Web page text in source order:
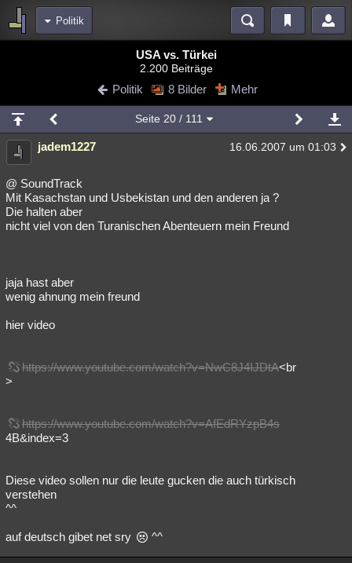
Politik
Blogs Videos
Chat Wiki Neuigkeiten
meine Rubriken
Menschen Wissenschaft Mystery Kriminalfälle
Spiritualität
Natur Umfragen
Astronomie Helpdesk
Musik
Besucht Teilgenommen Alle Neue Geschlossen
USA vs. Türkei
2.200 Beiträge
Politik 8 Bilder Mehr
Seite 20/ 111
jadem1227 16.06.2007 um 01:03
@ SoundTrack
Mit Kasachstan und Usbekistan und den anderen ja ?
Die halten aber
nicht viel von den Turanischen Abenteuern mein Freund
jaja hast aber
wenig ahnung mein freund
hier video
https://www.youtube.com/watch?v=NwC8J4IJDtA<br
>
https://www.youtube.com/watch?v=AfEdRYzpB4s
4B&index=3
Diese video sollen nur die leute gucken die auch türkisch
verstehen
^^
auf deutsch gibet net sry ^^